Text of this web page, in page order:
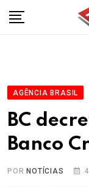
AGÊNCIA BRASIL
BC
Banco
POR NOTÍCIAS